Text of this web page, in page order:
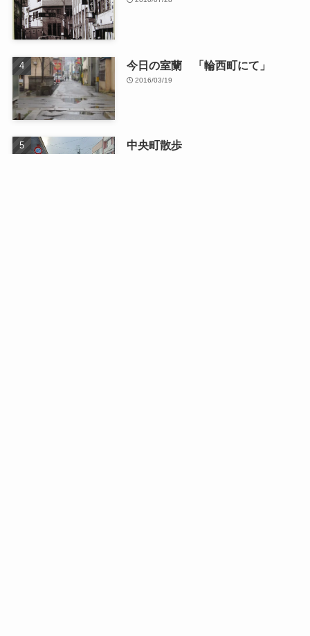
今日の室蘭 「輪西町にて」
2016/03/19
中央町散歩